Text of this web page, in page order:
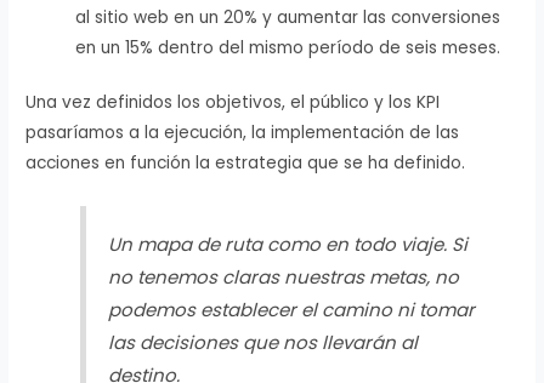
al sitio web en un 20% y aumentar las conversiones
en un 15% dentro del mismo período de seis meses.
Una vez definidos los objetivos, el público y los KPI
pasaríamos a la ejecución, la implementación de las
acciones en función la estrategia que se ha definido.
Un mapa de ruta como en todo viaje. Si
no tenemos claras nuestras metas, no
podemos establecer el camino ni tomar
las decisiones que nos llevarán al
destino.